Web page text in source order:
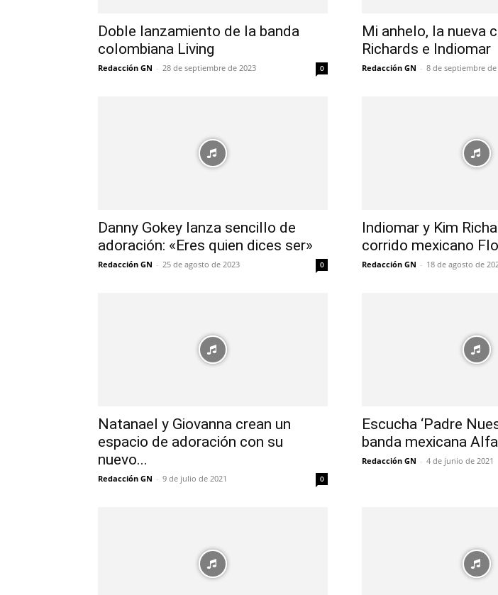
Doble lanzamiento de la banda
colombiana Living
Redacción GN - 28 de septiembre de 2023 0
Mi anhelo, la nueva
Richards e Indiomar
Redacción GN - 8 de septiembre de
Danny Gokey lanza sencillo de
adoración: «Eres quien dices ser»
Redacción GN - 25 de agosto de 2023 0
Indiomar y Kim
corrido mexicano
Redacción GN - 18 de agosto de
Natanael y Giovanna crean un
espacio de adoración con su
nuevo...
Redacción GN - 9 de julio de 2021 0
Escucha ‘Padre
banda mexicana
Redacción GN - 4 de junio de 2021